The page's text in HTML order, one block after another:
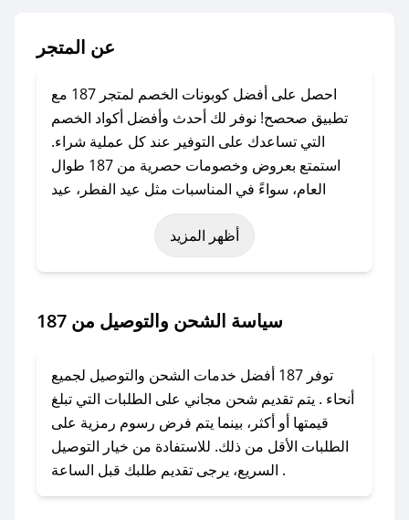
عن المتجر
احصل على أفضل كوبونات الخصم لمتجر 187 مع
تطبيق صحصح! نوفر لك أحدث وأفضل أكواد الخصم
التي تساعدك على التوفير عند كل عملية شراء.
استمتع بعروض وخصومات حصرية من 187 طوال
العام، سواءً في المناسبات مثل عيد الفطر، عيد
الأضحى، الجمعة البيضاء (شهر نوفمبر)، رمضان،
اليوم الوطني، يوم التأسيس، أو حتى عروض خاصة
باستخدام تطبيق صحصح، يمكنك العثور بسهولة على
معنا عبر تويتر أو البريد الإلكتروني لإضافته بسرعة.
### كيفية استخدام كود خصم 187؟
1. انسخ كود الخصم من تطبيق صحصح.
2. الصقه في خانة الدفع عند التسوق من 187.
أظهر المزيد
سياسة الشحن والتوصيل من 187
توفر 187 أفضل خدمات الشحن والتوصيل لجميع
أنحاء . يتم تقديم شحن مجاني على الطلبات التي تبلغ
قيمتها أو أكثر، بينما يتم فرض رسوم رمزية على
الطلبات الأقل من ذلك. للاستفادة من خيار التوصيل
السريع، يرجى تقديم طلبك قبل الساعة .